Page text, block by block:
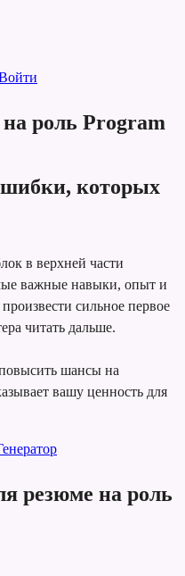
роль Program
которых
в верхней части
важные навыки, опыт и
сильное первое
читать дальше.
шансы на
вашу ценность для
резюме на роль